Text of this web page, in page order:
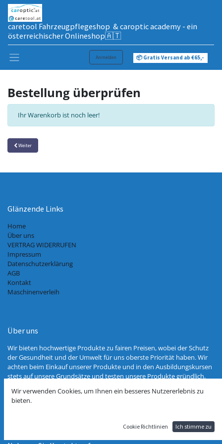
caretool Fahrzeugpflegeshop & caroptic academy - ein
österreichischer Onlineshop🇦🇹
Anmelden 📦 Gratis Versand ab €65,-
Bestellung überprüfen
Ihr Warenkorb ist noch leer!
Weiter
Glänzende Links
Home
Über uns
VERTRAG WIDERRUFEN
Impressum
Datenschutzerklärung
AGB
Kontakt
Maschinenverleih
Über uns
Wir bieten hochwertige Produkte zu fairen Preisen, wobei der Schutz
der Gesundheit und der Umwelt für uns oberste Priorität haben. Wir
achten beim Einkauf unserer Produkte und in den Ausbildungskursen
stets auf unsere Grundsätze und testen unsere Produkte gründlich,
Hersteller unserer Produkte persönlich und bevorzugen bei der
Auswahl europäische Anbieter.
Wir verwenden Cookies, um Ihnen ein besseres Nutzererlebnis zu
bieten.
Cookie Richtlinien Ich stimme zu